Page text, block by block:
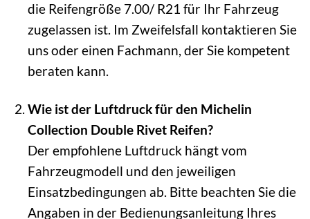
die Reifengröße 7.00/ R21 für Ihr Fahrzeug
zugelassen ist. Im Zweifelsfall kontaktieren Sie
uns oder einen Fachmann, der Sie kompetent
beraten kann.
Wie ist der Luftdruck für den Michelin
Collection Double Rivet Reifen?
Der empfohlene Luftdruck hängt vom
Fahrzeugmodell und den jeweiligen
Einsatzbedingungen ab. Bitte beachten Sie die
Angaben in der Bedienungsanleitung Ihres